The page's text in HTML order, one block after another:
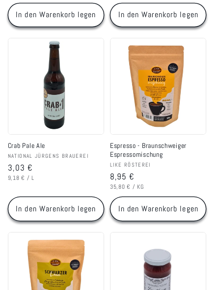
In den Warenkorb legen In den Warenkorb legen
Crab Pale Ale
Anbieter:
NATIONAL JÜRGENS BRAUEREI
Normaler
Preis
3,03 €
GRUNDPREIS
9,18 € / PRO
L
In den Warenkorb legen
Espresso - Braunschweiger
Espressomischung
Anbieter:
LIKE RÖSTEREI
Normaler
Preis
8,95 €
GRUNDPREIS
35,80 € / PRO
KG
In den Warenkorb legen